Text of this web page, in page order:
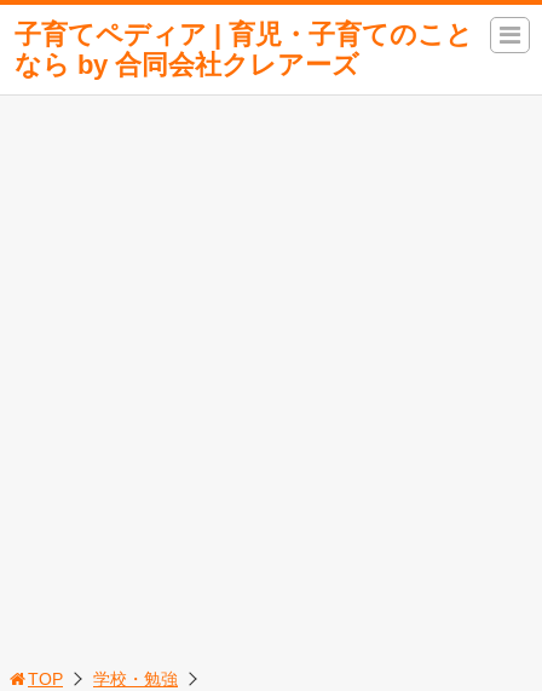
子育てペディア | 育児・子育てのこと
なら by 合同会社クレアーズ
TOP
学校・勉強